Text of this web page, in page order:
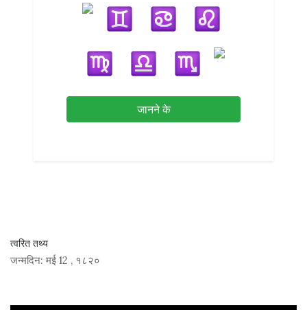
जानने के
त्वरित तथ्य
जन्मदिन: मई 12 , १८२०